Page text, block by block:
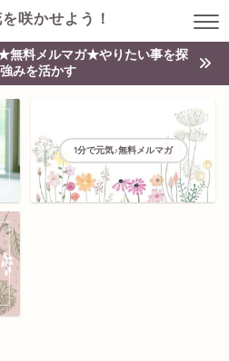
咲かせよう！
無料メルマガ★やりたい事を探
みを活かす
1分で元気♪無料メルマガ